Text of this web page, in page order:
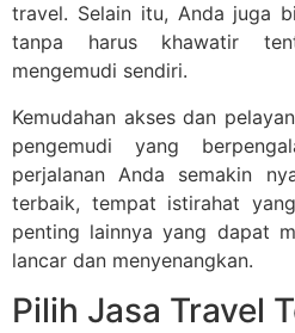
travel. Selain itu, Anda juga
tanpa harus khawatir
mengemudi sendiri.
Kemudahan akses dan
pengemudi yang
perjalanan Anda semakin
terbaik, tempat istirahat
penting lainnya yang dapat
lancar dan menyenangkan.
Pilih Jasa Travel